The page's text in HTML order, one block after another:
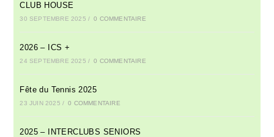
CLUB HOUSE
30 SEPTEMBRE 2025 / 0 COMMENTAIRE
2026 – ICS +
24 SEPTEMBRE 2025 / 0 COMMENTAIRE
Fête du Tennis 2025
23 JUIN 2025 / 0 COMMENTAIRE
2025 – INTERCLUBS SENIORS